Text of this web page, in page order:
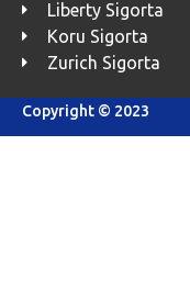
Liberty Sigorta
Koru Sigorta
Zurich Sigorta
Copyright © 2023